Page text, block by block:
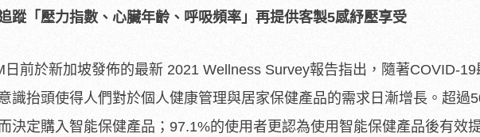
蹤「壓力指數、心臟年齡、呼吸頻率」再提供客製5感紓壓享受
日前於新加坡發佈的最新 2021 Wellness Survey報告指出，隨著COVID-19
識抬頭使得人們對於個人健康管理與居家保健產品的需求日漸增長。超過
決定購入智能保健產品；97.1%的使用者更認為使用智能保健產品後有效